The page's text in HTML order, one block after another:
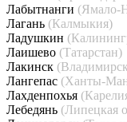
Лабытнанги (Ямало-
Лагань (Калмыкия)
Ладушкин
Лаишево (Татарстан)
Лакинск
Лангепас (Ханты-
Лахденпохья
Лебедянь (Липецкая